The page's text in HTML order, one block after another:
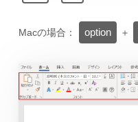
Macの場合： option ＋